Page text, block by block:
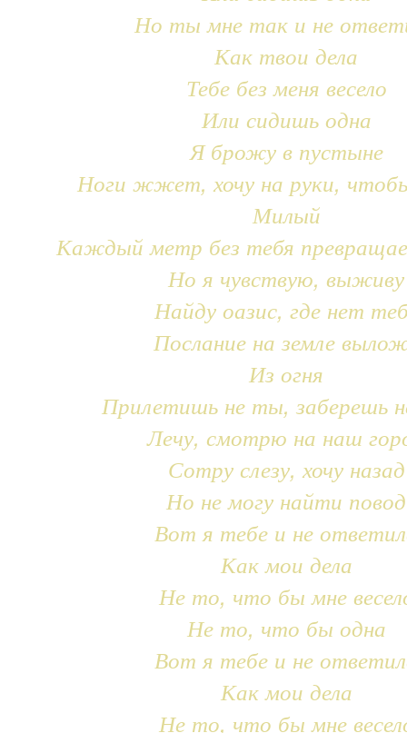
Но ты мне так и не
Как твои дела
Тебе без меня весело
Или сидишь одна
Я брожу в пустыне
Ноги жжет, хочу на руки,
Милый
Каждый метр без тебя
Но я чувствую, выживу
Найду оазис, где нет
Послание на земле
Из огня
Прилетишь не ты, заберешь
Лечу, смотрю на наш
Сотру слезу, хочу назад
Но не могу найти повод
Вот я тебе и не
Как мои дела
Не то, что бы мне
Не то, что бы одна
Вот я тебе и не
Как мои дела
Не то, что бы мне